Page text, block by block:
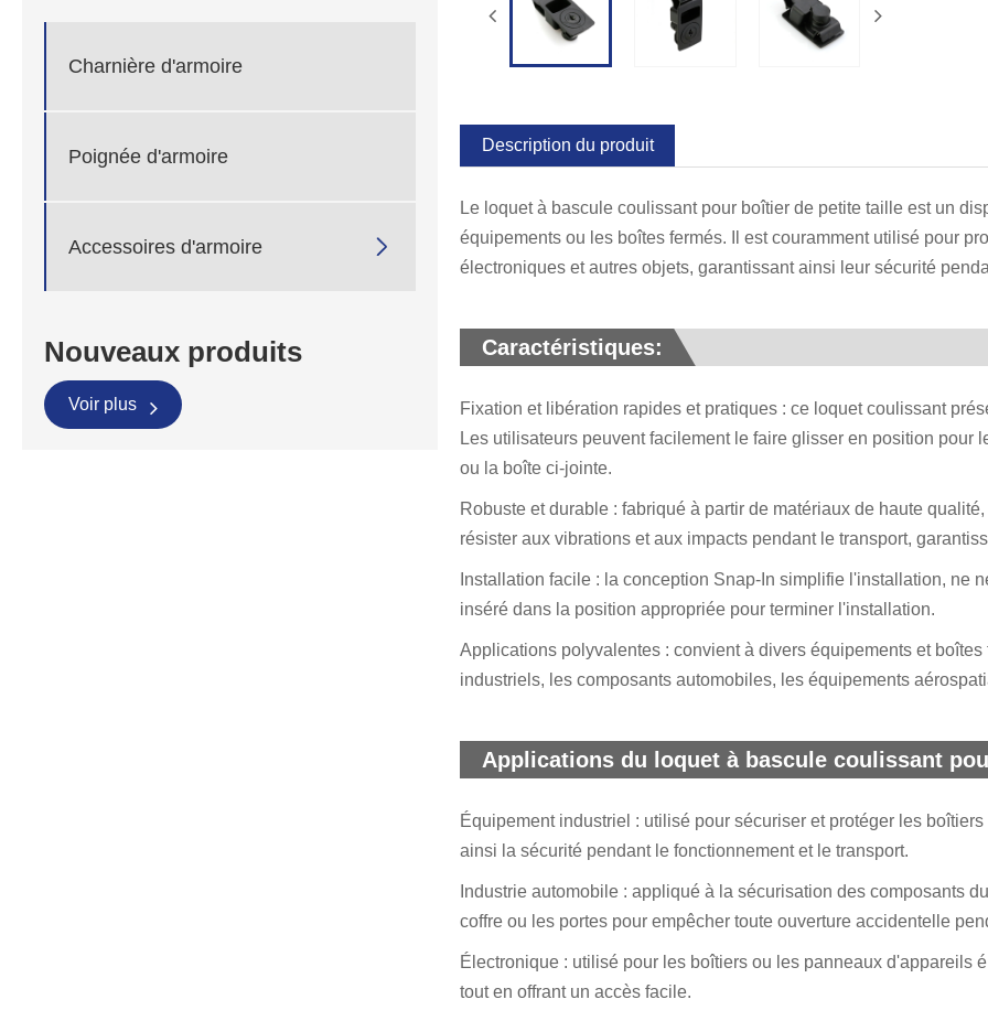
Charnière d'armoire
Poignée d'armoire
Accessoires d'armoire 
Nouveaux produits
Voir plus
Description du produit
Le loquet à bascule coulissant pour boîtier de petite taille est un
équipements ou les boîtes fermés. Il est couramment utilisé pour
électroniques et autres objets, garantissant ainsi leur sécurité
Caractéristiques:
Fixation et libération rapides et pratiques : ce loquet coulissant
Les utilisateurs peuvent facilement le faire glisser en position
ou la boîte ci-jointe.
Robuste et durable : fabriqué à partir de matériaux de haute
résister aux vibrations et aux impacts pendant le transport,
Installation facile : la conception Snap-In simplifie l'installation, ne
inséré dans la position appropriée pour terminer l'installation.
Applications polyvalentes : convient à divers équipements et
industriels, les composants automobiles, les équipements
Applications du loquet à bascule coulissant
Équipement industriel : utilisé pour sécuriser et protéger les
ainsi la sécurité pendant le fonctionnement et le transport.
Industrie automobile : appliqué à la sécurisation des composants
coffre ou les portes pour empêcher toute ouverture accidentelle
Électronique : utilisé pour les boîtiers ou les panneaux d'appareils
tout en offrant un accès facile.